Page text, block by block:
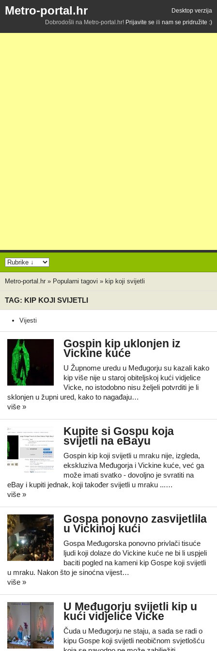
Metro-portal.hr
Desktop verzija
Dobrodošli na Metro-portal.hr! Prijavite se ili nam se pridružite :)
Metro-portal.hr » Popularni tagovi » kip koji svijetli
TAG: KIP KOJI SVIJETLI
Vijesti
Gospin kip uklonjen iz
Vickine kuće
U Župnome uredu u Međugorju su kazali kako
kip više nije u staroj obiteljskoj kući vidjelice
Vicke, no istodobno nisu željeli potvrditi je li
sklonjen u župni ured, kako to nagađaju…
više »
Kupite si Gospu koja
svijetli na eBayu
Gospin kip koji svijetli u mraku nije, izgleda,
ekskluziva Međugorja i Vickine kuće, već ga
može imati svatko - dovoljno je svratiti na
eBay i kupiti jednak, koji također svijetli u mraku ...…
više »
Gospa ponovno zasvijetlila
u Vickinoj kući
Gospa Međugorska ponovno privlači tisuće
ljudi koji dolaze do Vickine kuće ne bi li uspjeli
baciti pogled na kameni kip Gospe koji svijetli
u mraku. Nakon što je sinoćna vijest…
više »
U Međugorju svijetli kip u
kući vidjelice Vicke
Čuda u Međugorju ne staju, a sada se radi o
kipu Gospe koji svijetli neobičnom svjetlošću